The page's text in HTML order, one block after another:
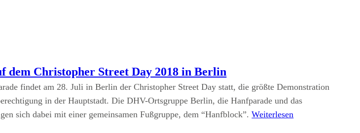
dem Christopher Street Day 2018 in Berlin
findet am 28. Juli in Berlin der Christopher Street Day statt, die größte Demonstration
in der Hauptstadt. Die DHV-Ortsgruppe Berlin, die Hanfparade und das
sich dabei mit einer gemeinsamen Fußgruppe, dem “Hanfblock”.Weiterlesen